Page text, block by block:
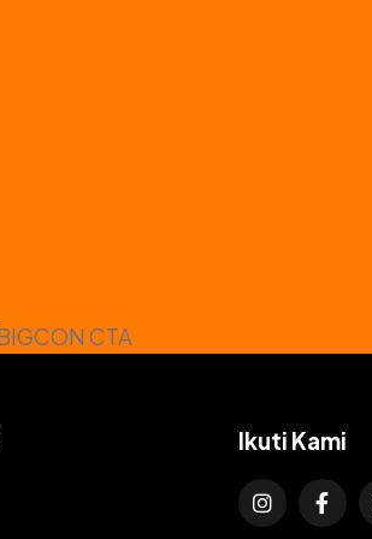
Ikuti Kami